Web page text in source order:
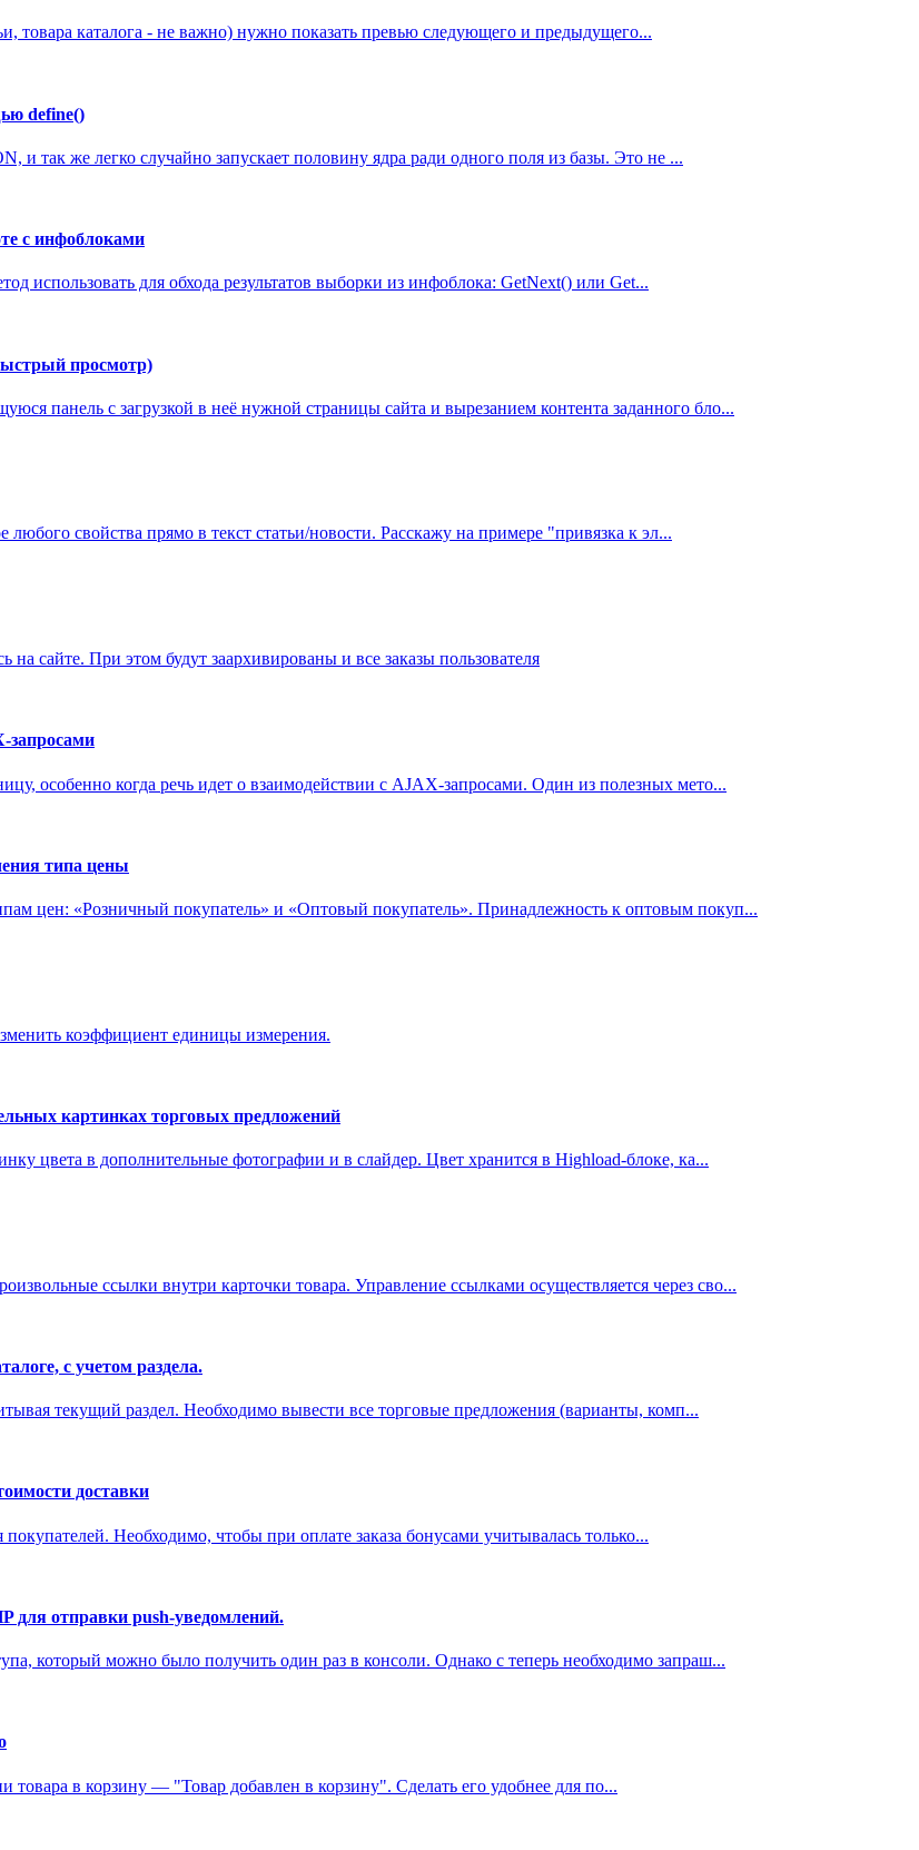
товара каталога - не важно) нужно показать превью следующего и предыдущего...
define()
и так же легко случайно запускает половину ядра ради одного поля из базы. Это не ...
с инфоблоками
использовать для обхода результатов выборки из инфоблока: GetNext() или Get...
просмотр)
панель с загрузкой в неё нужной страницы сайта и вырезанием контента заданного бло...
свойства прямо в текст статьи/новости. Расскажу на примере "привязка к эл...
сайте. При этом будут заархивированы и все заказы пользователя
запросами
особенно когда речь идет о взаимодействии с AJAX-запросами. Один из полезных мето...
типа цены
цен: «Розничный покупатель» и «Оптовый покупатель». Принадлежность к оптовым покуп...
коэффициент единицы измерения.
картинках торговых предложений
цвета в дополнительные фотографии и в слайдер. Цвет хранится в Highload-блоке, ка...
ссылки внутри карточки товара. Управление ссылками осуществляется через сво...
с учетом раздела.
текущий раздел. Необходимо вывести все торговые предложения (варианты, комп...
доставки
Необходимо, чтобы при оплате заказа бонусами учитывалась только...
для отправки push-уведомлений.
который можно было получить один раз в консоли. Однако с теперь необходимо запраш...
товара в корзину — "Товар добавлен в корзину". Сделать его удобнее для по...